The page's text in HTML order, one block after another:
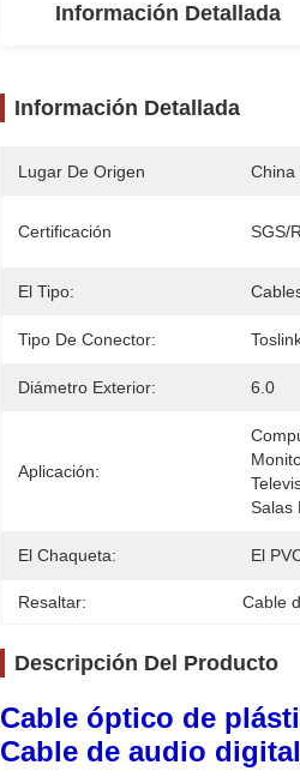
Información Detallada
Información Detallada
Lugar De Origen China
Certificación SGS/
El Tipo:
Tipo De Conector:
Diámetro Exterior: 6.0
Aplicación:
Salas
El Chaqueta: El
Resaltar: Cable
Descripción Del Producto
Cable óptico de
Cable de audio